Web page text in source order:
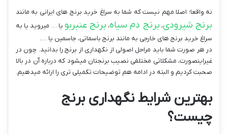
نه واقعا؛ اصلا مهم نیست که شما به سراغ خرید برنج های ایرانی به مانند
برنج شیرودی، برنج دم سیاه، برنج عنبربو یا … میروید یا به
سراغ خرید برنج های خارجی به مانند برنج باسماتی، جاسمین یا ….
در هر صورت شما باید مراحل اصولی از نگهداری از برنج را بدانید. چون در
غیراینصورت، مشکلاتی مختلفی نصیب برنجتان میشود که درباره آن در بالا
صحبت کردیم و البته در ادامه هم توضیحات تکمیلی تری را ارائه میدهیم.
بهترین شرایط نگهداری برنج
چیست؟